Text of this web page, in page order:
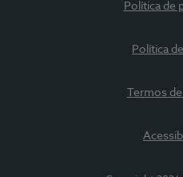
Política de
Política
Termos